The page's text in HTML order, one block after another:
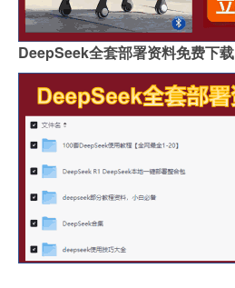
DeepSeek全套部署资料免费下载